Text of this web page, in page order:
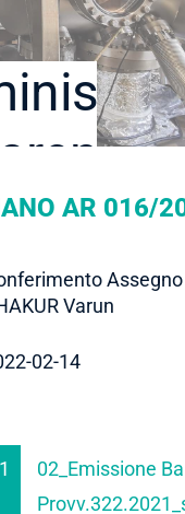
AR 016/
Varun
02-14
1
02_Emissione